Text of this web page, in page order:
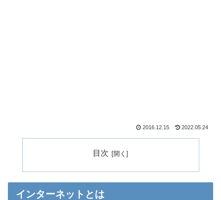
2016.12.15 2022.05.24
目次
インターネットとは